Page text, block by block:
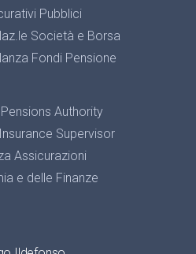
Pubblici
Società e Borsa
Fondi Pensione
Authority
Supervisor
Assicurazioni
e delle Finanze